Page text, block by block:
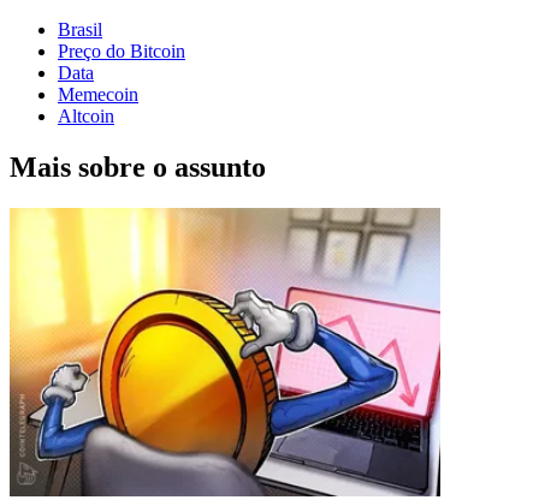
Brasil
Preço do Bitcoin
Data
Memecoin
Altcoin
Mais sobre o assunto